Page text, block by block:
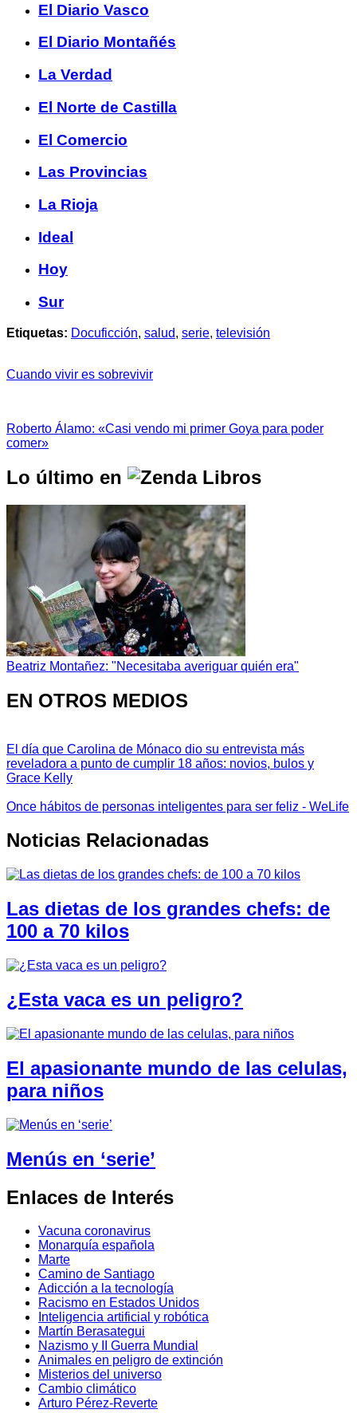
El Diario Vasco
El Diario Montañés
La Verdad
El Norte de Castilla
El Comercio
Las Provincias
La Rioja
Ideal
Hoy
Sur
Etiquetas: Docuficción, salud, serie, televisión
Cuando vivir es sobrevivir
Roberto Álamo: «Casi vendo mi primer Goya para poder
comer»
Lo último en
Beatriz Montañez: "Necesitaba averiguar quién era"
EN OTROS MEDIOS
El día que Carolina de Mónaco dio su entrevista más
reveladora a punto de cumplir 18 años: novios, bulos y
Grace Kelly
Once hábitos de personas inteligentes para ser feliz - WeLife
Noticias Relacionadas
Las dietas de los grandes chefs: de
100 a 70 kilos
¿Esta vaca es un peligro?
El apasionante mundo de las celulas,
para niños
Menús en ‘serie’
Enlaces de Interés
Vacuna coronavirus
Monarquía española
Marte
Camino de Santiago
Adicción a la tecnología
Racismo en Estados Unidos
Inteligencia artificial y robótica
Martín Berasategui
Nazismo y II Guerra Mundial
Animales en peligro de extinción
Misterios del universo
Cambio climático
Arturo Pérez-Reverte